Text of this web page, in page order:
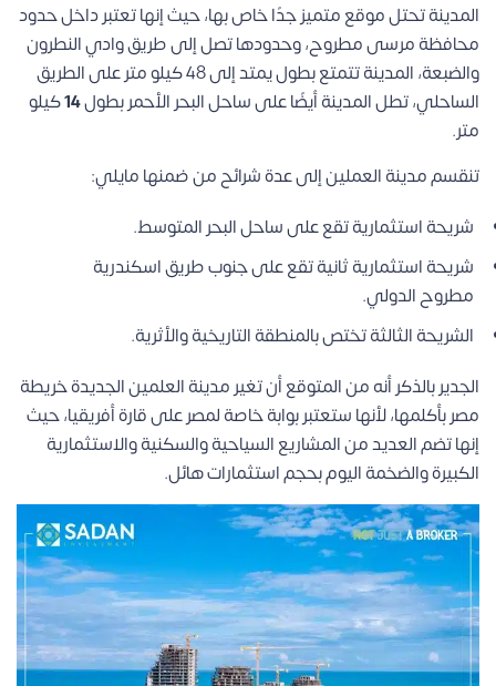
المدينة تحتل موقع متميز جدًا خاص بها، حيث إنها تعتبر داخل حدود
محافظة مرسى مطروح، وحدودها تصل إلى طريق وادي النطرون
والضبعة، المدينة تتمتع بطول يمتد إلى 48 كيلو متر على الطريق
الساحلي، تطل المدينة أيضًا على ساحل البحر الأحمر بطول
كيلو
متر.
تنقسم مدينة العملين إلى عدة شرائح من ضمنها مايلي:
شريحة استثمارية تقع على ساحل البحر المتوسط.
شريحة استثمارية ثانية تقع على جنوب طريق اسكندرية
مطروح الدولي.
الشريحة الثالثة تختص بالمنطقة التاريخية والأثرية.
الجدير بالذكر أنه من المتوقع أن تغير مدينة العلمين الجديدة خريطة
مصر بأكلمها، لأنها ستعتبر بوابة خاصة لمصر على قارة أفريقيا، حيث
إنها تضم العديد من المشاريع السياحية والسكنية والاستثمارية
الكبيرة والضخمة اليوم بحجم استثمارات هائل.